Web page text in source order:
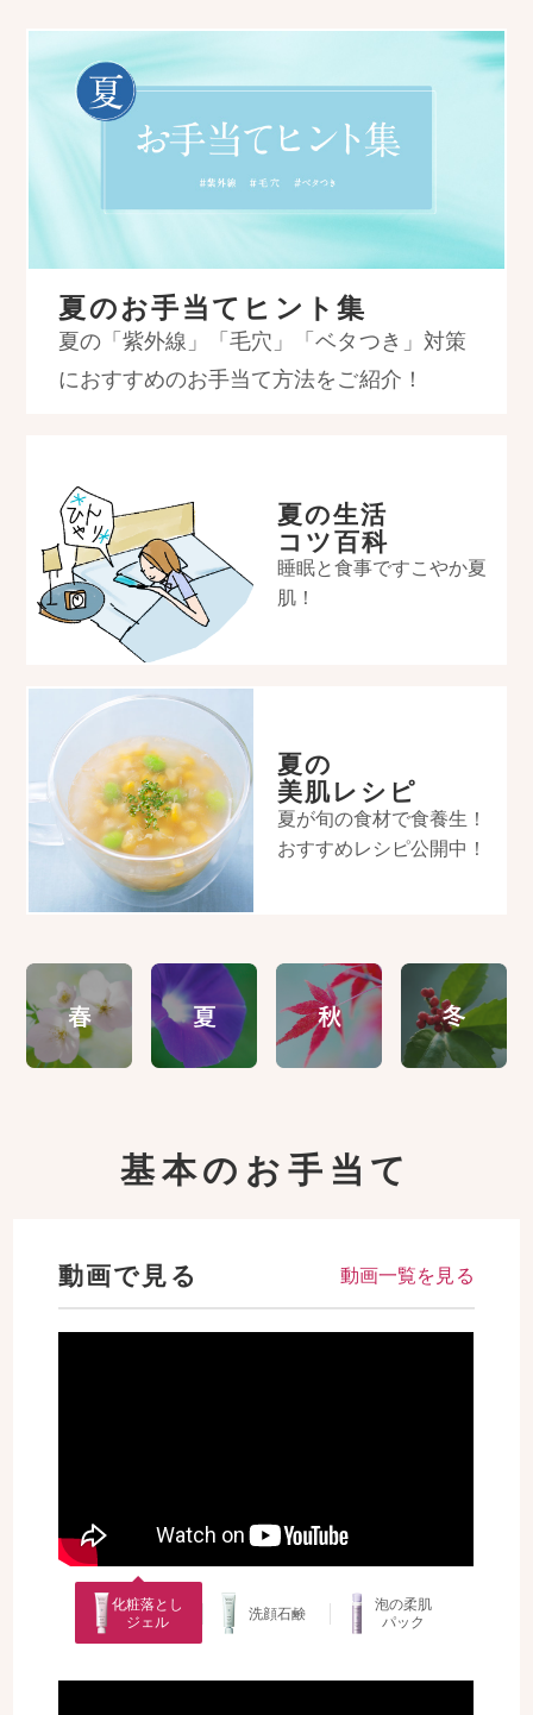
夏のお手当て ヒント集
夏の「紫外線」「毛穴」「ベタつき」対策
におすすめのお手当て方法をご紹介！
夏の生活
コツ百科
睡眠と食事ですこやか夏
肌！
夏の
美肌レシピ
夏が旬の食材で食養生！
おすすめレシピ公開中！
基本のお手当て
動画で見る 動画一覧を見る
化粧落とし
ジェル
洗顔石鹸
泡の柔肌
パック